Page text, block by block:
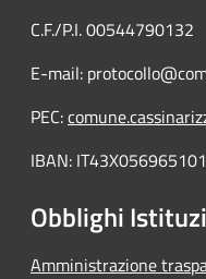
C.F./P.I. 00544790132
E-mail:
PEC:
IBAN:
Obblighi
Amministrazione